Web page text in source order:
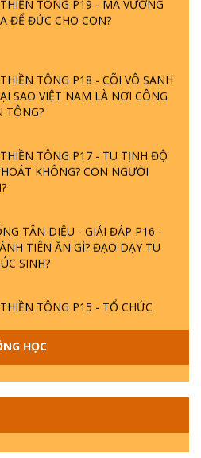
ĐỂ ĐỨC CHO CON?
SAO VIỆT NAM LÀ NƠI CÔNG
TÔNG?
KHÔNG? CON NGƯỜI
TIÊN ĂN GÌ? ĐẠO DẠY TU
SINH?
- GIÁO LÝ ĐẠO PHẬT KHI
BẢN
ÂM LỊCH DƯƠNG LỊCH -
LƯU LỚN ĐẾN ĐÂU
HỌC